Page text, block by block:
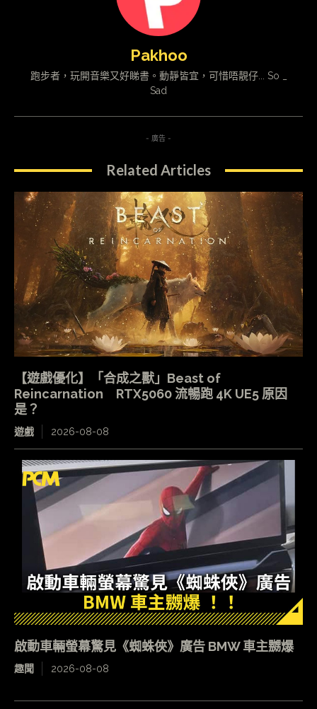
Pakhoo
跑步者，玩開音樂又好睇書。動靜皆宜，可惜唔靚仔... So _
Sad
- 廣告 -
Related Articles
【遊戲優化】「合成之獸」Beast of
Reincarnation RTX5060 流暢跑 4K UE5 原因
是？
遊戲 2026-08-08
啟動車輛螢幕驚見《蜘蛛俠》廣告 BMW 車主嬲爆
趣聞 2026-08-08